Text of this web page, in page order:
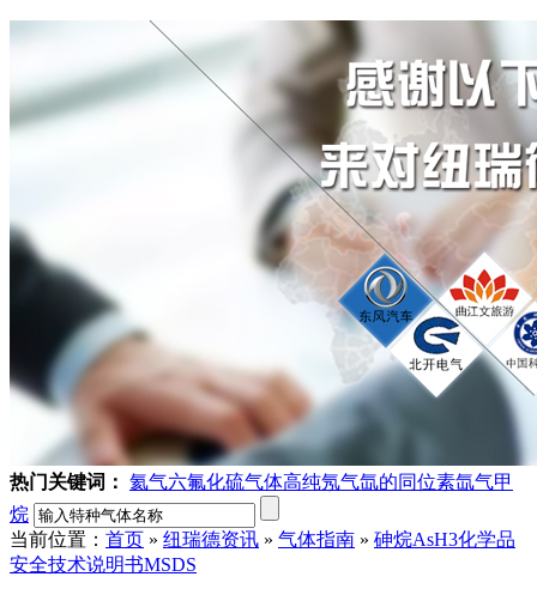
热门关键词： 氦气六氟化硫气体高纯氖气氙的同位素氙气甲
烷
当前位置： 首页 » 纽瑞德资讯 » 气体指南 » 砷烷AsH3化学品
安全技术说明书MSDS